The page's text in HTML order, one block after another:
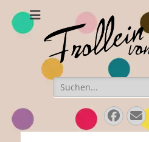
Handgefertigte Hüte und
Suchen
nach:
E-